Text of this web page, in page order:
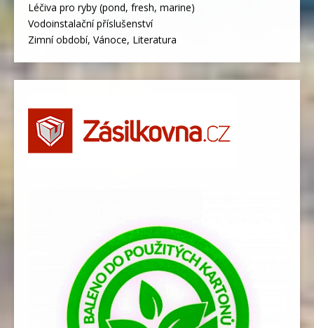
Léčiva pro ryby (pond, fresh, marine)
Vodoinstalační příslušenství
Zimní období, Vánoce, Literatura